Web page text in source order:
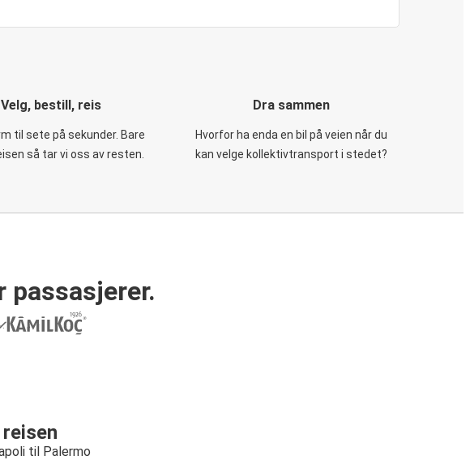
Velg, bestill, reis
til sete på sekunder. Bare
så tar vi oss av resten.
Dra sammen
Hvorfor ha enda en bil på veien når du
kan velge kollektivtransport i stedet?
passasjerer.
til Palermo